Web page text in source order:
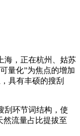
，正在杭州、姑苏
量化”为焦点的增加
具有丰硕的搜刮
环节词结构，使
然流量占比提拔至